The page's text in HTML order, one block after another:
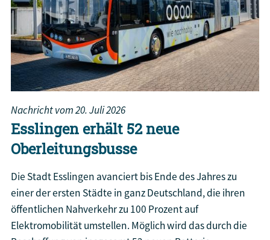
Nachricht vom20. Juli 2026
Esslingen erhält 52 neue
Oberleitungsbusse
Die Stadt Esslingen avanciert bis Ende des Jahres zu
einer der ersten Städte in ganz Deutschland, die ihren
öffentlichen Nahverkehr zu 100 Prozent auf
Elektromobilität umstellen. Möglich wird das durch die